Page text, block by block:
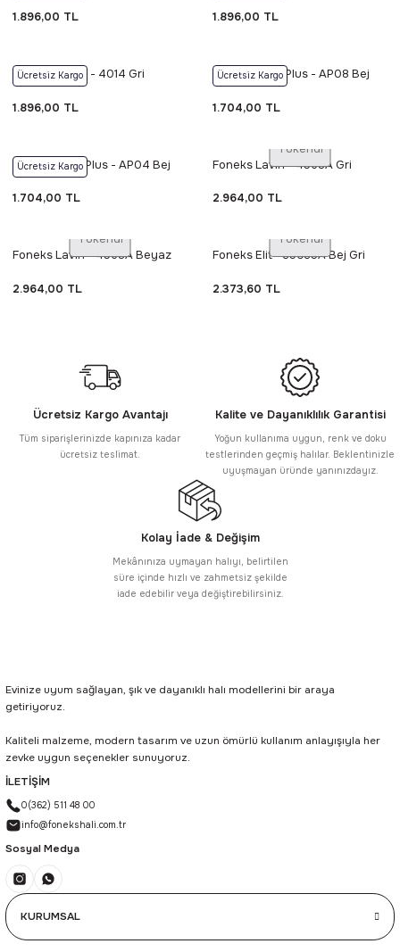
1.896,00 TL 1.896,00 TL
Ücretsiz Kargo
Foneks İpeksi - 4014 Gri
1.896,00 TL
Ücretsiz Kargo
Foneks Arya Plus - AP08 Bej
1.704,00 TL
Ücretsiz Kargo
Foneks Arya Plus - AP04 Bej
1.704,00 TL
Tükendi
Foneks Lavin - 4568A Gri
2.964,00 TL
Tükendi
Foneks Lavin - 4568A Beyaz
2.964,00 TL
Tükendi
Foneks Elit - 35035A Bej Gri
2.373,60 TL
Ücretsiz Kargo Avantajı
Tüm siparişlerinizde kapınıza kadar
ücretsiz teslimat.
Kalite ve Dayanıklılık Garantisi
Yoğun kullanıma uygun, renk ve doku
testlerinden geçmiş halılar. Beklentinizle
uyuşmayan üründe yanınızdayız.
Kolay İade & Değişim
Mekânınıza uymayan halıyı, belirtilen
süre içinde hızlı ve zahmetsiz şekilde
iade edebilir veya değiştirebilirsiniz.
Evinize uyum sağlayan, şık ve dayanıklı halı modellerini bir araya
getiriyoruz.
Kaliteli malzeme, modern tasarım ve uzun ömürlü kullanım anlayışıyla her
zevke uygun seçenekler sunuyoruz.
İLETİŞİM
0(362) 511 48 00
info@fonekshali.com.tr
Sosyal Medya
KURUMSAL